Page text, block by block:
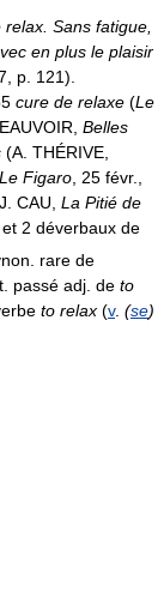
Sans fatigue,
en plus le plaisir
p. 121).
cure de relaxe (Le
Belles
(A. THÉRIVE,
Le Figaro , 25 févr.,
CAU, La Pitié de
2 déverbaux de
rare de
passé adj. de to
to relax (v. (se)